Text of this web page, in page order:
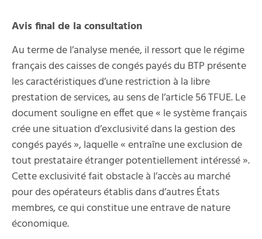
Avis final de la consultation
Au terme de l’analyse menée, il ressort que le régime
français des caisses de congés payés du BTP présente
les caractéristiques d’une restriction à la libre
prestation de services, au sens de l’article 56 TFUE. Le
document souligne en effet que « le système français
crée une situation d’exclusivité dans la gestion des
congés payés », laquelle « entraîne une exclusion de
tout prestataire étranger potentiellement intéressé ».
Cette exclusivité fait obstacle à l’accès au marché
pour des opérateurs établis dans d’autres États
membres, ce qui constitue une entrave de nature
économique.